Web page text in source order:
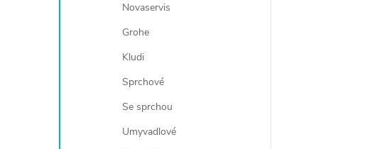
Novaservis
Grohe
Kludi
Sprchové
Se sprchou
Umyvadlové